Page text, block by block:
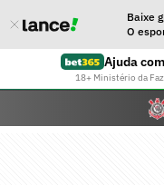
Baixe
O
Ajuda
18+ Ministério da